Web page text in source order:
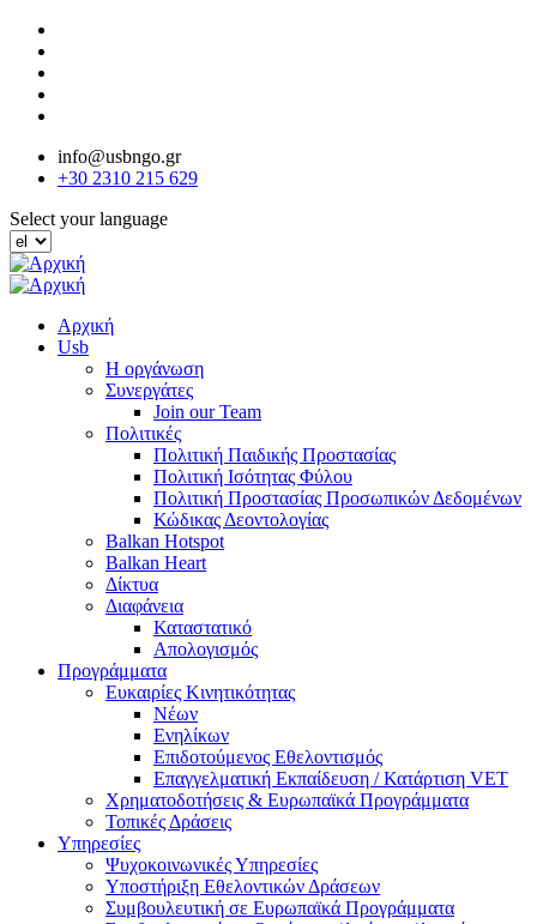
Παράκαμψη
προς
κυρίως
περιεχόμενο
info@usbngo.gr
+30 2310 215 629
Select your language
Αρχική
Usb
Η οργάνωση
Συνεργάτες
Join our Team
Πολιτικές
Πολιτική Παιδικής Προστασίας
Πολιτική Ισότητας Φύλου
Πολιτική Προστασίας Προσωπικών Δεδομένων
Κώδικας Δεοντολογίας
Balkan Hotspot
Balkan Heart
Δίκτυα
Διαφάνεια
Καταστατικό
Απολογισμός
Προγράμματα
Ευκαιρίες Κινητικότητας
Νέων
Ενηλίκων
Επιδοτούμενος Εθελοντισμός
Επαγγελματική Εκπαίδευση / Κατάρτιση VET
Χρηματοδοτήσεις & Ευρωπαϊκά Προγράμματα
Τοπικές Δράσεις
Υπηρεσίες
Ψυχοκοινωνικές Υπηρεσίες
Υποστήριξη Εθελοντικών Δράσεων
Συμβουλευτική σε Ευρωπαϊκά Προγράμματα